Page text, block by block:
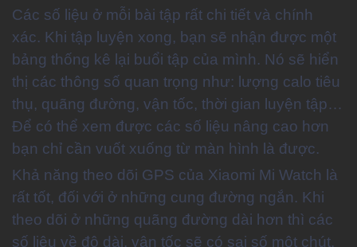
Các số liệu ở mỗi bài tập rất chi tiết và chính
xác. Khi tập luyện xong, bạn sẽ nhận được một
bảng thống kê lại buổi tập của mình. Nó sẽ hiển
thị các thông số quan trọng như: lượng calo tiêu
thụ, quãng đường, vận tốc, thời gian luyện tập…
Để có thể xem được các số liệu nâng cao hơn
bạn chỉ cần vuốt xuống từ màn hình là được.
Khả năng theo dõi GPS của Xiaomi Mi Watch là
rất tốt, đối với ở những cung đường ngắn. Khi
theo dõi ở những quãng đường dài hơn thì các
số liệu về độ dài, vận tốc sẽ có sai số một chút.